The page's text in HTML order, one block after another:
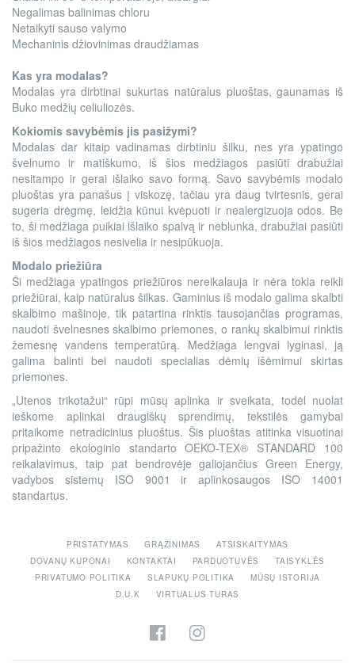
Negalimas balinimas chloru
Netaikyti sauso valymo
Mechaninis džiovinimas draudžiamas
Kas yra modalas?
Modalas yra dirbtinai sukurtas natūralus pluoštas, gaunamas iš
Buko medžių celiuliozės.
Kokiomis savybėmis jis pasižymi?
Modalas dar kitaip vadinamas dirbtiniu šilku, nes yra ypatingo
švelnumo ir matiškumo, iš šios medžiagos pasiūti drabužiai
nesitampo ir gerai išlaiko savo formą. Savo savybėmis modalo
pluoštas yra panašus į viskozę, tačiau yra daug tvirtesnis, gerai
sugeria drėgmę, leidžia kūnui kvėpuoti ir nealergizuoja odos. Be
to, ši medžiaga puikiai išlaiko spalvą ir neblunka, drabužiai pasiūti
iš šios medžiagos nesivelia ir nesipūkuoja.
Modalo priežiūra
Ši medžiaga ypatingos priežiūros nereikalauja ir nėra tokia reikli
priežiūrai, kaip natūralus šilkas. Gaminius iš modalo galima skalbti
skalbimo mašinoje, tik patartina rinktis tausojančias programas,
naudoti švelnesnes skalbimo priemones, o rankų skalbimui rinktis
žemesnę vandens temperatūrą. Medžiaga lengvai lyginasi, ją
galima balinti bei naudoti specialias dėmių išėmimui skirtas
priemones.
„Utenos trikotažui“ rūpi mūsų aplinka ir sveikata, todėl nuolat
ieškome aplinkai draugiškų sprendimų, tekstilės gamybai
pritaikome netradicinius pluoštus. Šis pluoštas atitinka visuotinai
pripažinto ekologinio standarto OEKO-TEX® STANDARD 100
reikalavimus, taip pat bendrovėje galiojančius Green Energy,
vadybos sistemų ISO 9001 ir aplinkosaugos ISO 14001
standartus.
PRISTATYMAS GRĄŽINIMAS
ATSISKAITYMAS
DOVANŲ KUPONAI
KONTAKTAI PARDUOTUVĖS
TAISYKLĖS
PRIVATUMO POLITIKA
SLAPUKŲ POLITIKA
MŪSŲ ISTORIJA
D.U.K
VIRTUALUS TURAS